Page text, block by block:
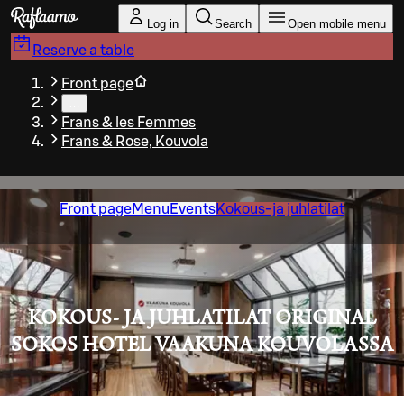
Skip to main content
Log in Search Open mobile menu
Reserve a table
Front page
Frans & les Femmes
Frans & Rose, Kouvola
Front pageMenu EventsKokous-ja juhlatilat
KOKOUS- JA JUHLATILAT ORIGINAL
SOKOS HOTEL VAAKUNA KOUVOLASSA